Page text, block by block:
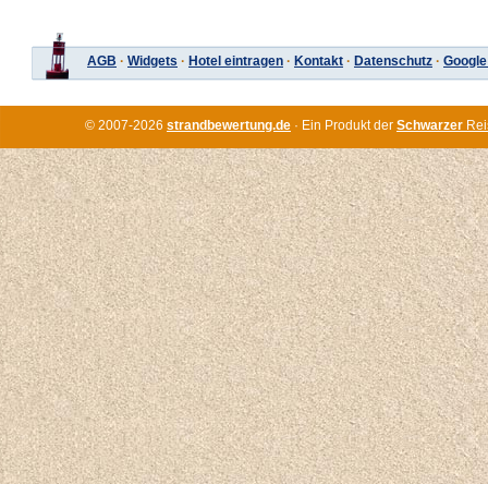
AGB · Widgets · Hotel eintragen · Kontakt · Datenschutz ·
© 2007-2026 strandbewertung.de · Ein Produkt der Schwarzer